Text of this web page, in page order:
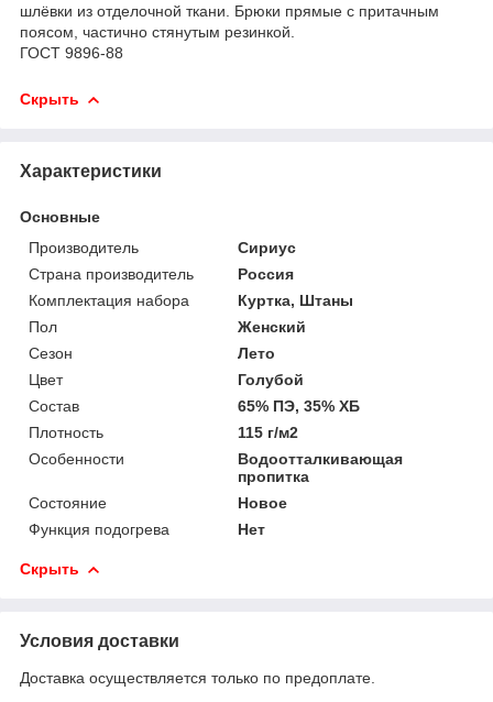
шлёвки из отделочной ткани. Брюки прямые с притачным
поясом, частично стянутым резинкой.
ГОСТ 9896-88
Скрыть
Характеристики
Основные
Производитель
Сириус
Страна производитель
Россия
Комплектация набора
Куртка, Штаны
Пол
Женский
Сезон
Лето
Цвет
Голубой
Состав
65% ПЭ, 35% ХБ
Плотность
115 г/м2
Особенности
Водоотталкивающая
пропитка
Состояние
Новое
Функция подогрева
Нет
Скрыть
Условия доставки
Доставка осуществляется только по предоплате.